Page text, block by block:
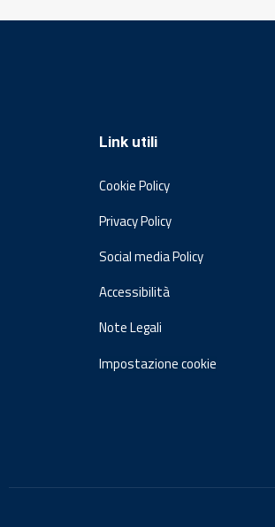
Link utili
Cookie Policy
Privacy Policy
Social media Policy
Accessibilità
Note Legali
Impostazione cookie